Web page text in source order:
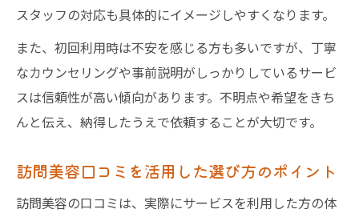
スタッフの対応も具体的にイメージしやすくなります。
また、初回利用時は不安を感じる方も多いですが、丁寧
なカウンセリングや事前説明がしっかりしているサービ
スは信頼性が高い傾向があります。不明点や希望をきち
んと伝え、納得したうえで依頼することが大切です。
訪問美容口コミを活用した選び方のポイント
訪問美容の口コミは、実際にサービスを利用した方の体